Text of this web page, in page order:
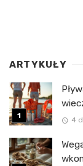
ARTYKUŁY
4